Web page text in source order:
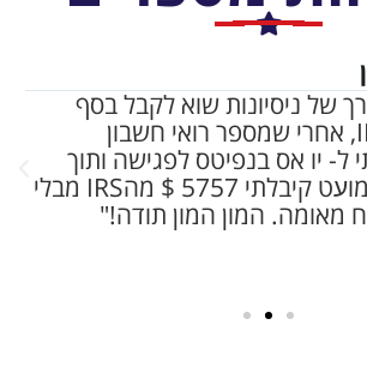
של ניסיונות שוא לקבל בסף
שמגיﬠ לי מ-IRS, אחרי שמספר רואי חשבון
ל- יו אס בנפיטס לפגישה ותוך
מספר חודשים מוﬠט קיבלתי 5757 $ מהIRS מבלי
מאומה. המון המון תודה!"